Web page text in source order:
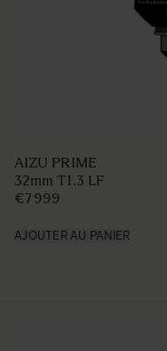
AIZU PRIME
32mm T1.3 LF
€7 999
AJOUTER AU PANIER